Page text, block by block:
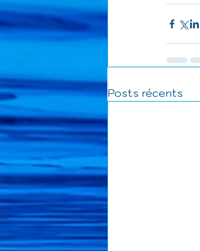
Posts récents